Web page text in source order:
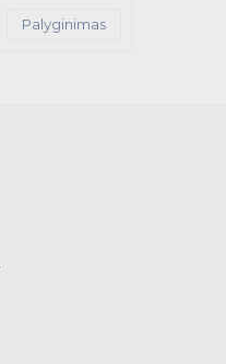
Palyginimas